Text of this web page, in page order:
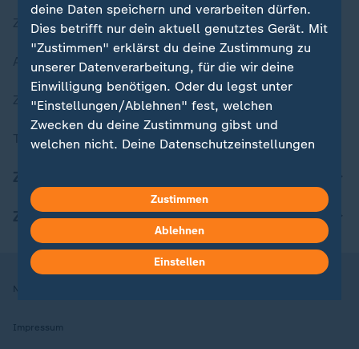
Zuletzt veröffentlicht
Aktuelle Sendungs-Videos
ZDFheute Stories
Themen im Überblick
ZDFheute Apps
Nutzungsbedingungen
Impressum
deine Daten speichern und verarbeiten dürfen.
Dies betrifft nur dein aktuell genutztes Gerät. Mit
"Zustimmen" erklärst du deine Zustimmung zu
unserer Datenverarbeitung, für die wir deine
Einwilligung benötigen. Oder du legst unter
"Einstellungen/Ablehnen" fest, welchen
Zwecken du deine Zustimmung gibst und
welchen nicht. Deine Datenschutzeinstellungen
Hier findest du das Impressum.
Weitere Informationen findest du in unserer
Datenschutzerklärung.
Zustimmen
Ablehnen
Einstellen